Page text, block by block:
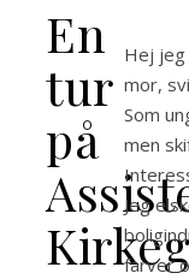
En
tur
på
Hej
mor,
Som
men
Jeg
farver